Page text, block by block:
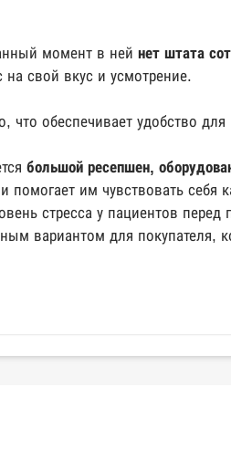
момент в ней нет штата
свой вкус и усмотрение.
что обеспечивает удобство
большой ресепшен,
им чувствовать себя
стресса у пациентов перед
вариантом для покупателя,